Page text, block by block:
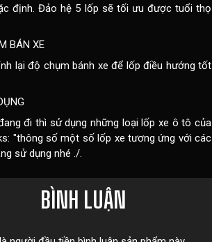
định. Đảo hệ 5 lốp sẽ tối ưu được tuổi thọ
BÁN XE
lại độ chụm bánh xe để lốp điều hướng tốt
đi thì sử dụng những loại lốp xe ô tô của
"thông số một số lốp xe tương ứng với các
sử dụng nhé ./.
BÌNH LUẬN